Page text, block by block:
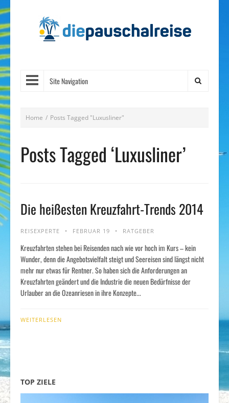
Site Navigation
Home / Posts Tagged "Luxusliner"
Posts Tagged ‘Luxusliner’
Die heißesten Kreuzfahrt-Trends 2014
REISEXPERTE FEBRUAR 19 RATGEBER
Kreuzfahrten stehen bei Reisenden nach wie vor hoch im Kurs – kein
Wunder, denn die Angebotsvielfalt steigt und Seereisen sind längst nicht
mehr nur etwas für Rentner. So haben sich die Anforderungen an
Kreuzfahrten geändert und die Industrie die neuen Bedürfnisse der
Urlauber an die Ozeanriesen in ihre Konzepte...
WEITERLESEN
TOP ZIELE